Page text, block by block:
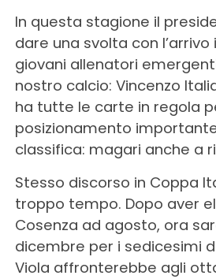
In questa stagione il
dare una svolta con
giovani allenatori
nostro calcio: Vincenzo
ha tutte le carte in regola
posizionamento
classifica: magari anche a
Stesso discorso in Coppa
troppo tempo. Dopo aver
Cosenza ad agosto, ora
dicembre per i sedicesimi
Viola affronterebbe agli